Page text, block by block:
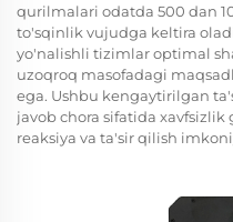
qurilmalari odatda 500 dan
to'sqinlik vujudga keltira
yo'nalishli tizimlar optimal
uzoqroq masofadagi
ega. Ushbu kengaytirilgan
javob chora sifatida
reaksiya va ta'sir qilish